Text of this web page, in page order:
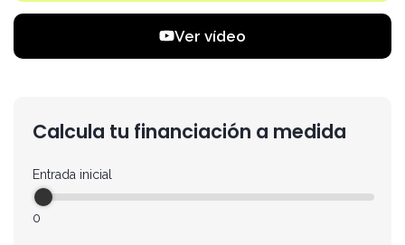
Ver vídeo
Calcula tu financiación a medida
Entrada inicial
0